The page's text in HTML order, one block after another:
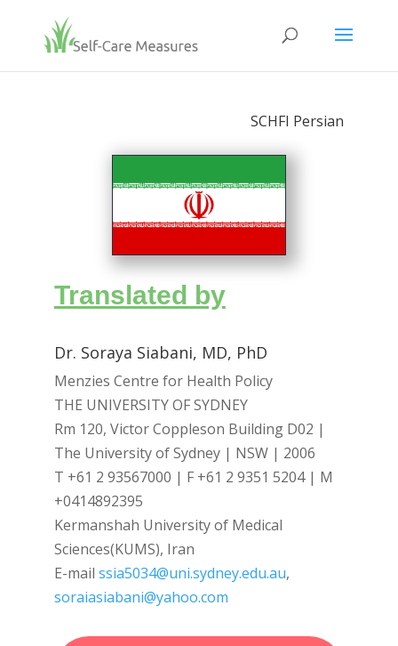
SCHFI Persian
Translated by
Dr. Soraya Siabani, MD, PhD
Menzies Centre for Health Policy
THE UNIVERSITY OF SYDNEY
Rm 120, Victor Coppleson Building D02 |
The University of Sydney | NSW | 2006
T +61 2 93567000 | F +61 2 9351 5204 | M
+0414892395
Kermanshah University of Medical
Sciences(KUMS), Iran
E-mail ssia5034@uni.sydney.edu.au,
soraiasiabani@yahoo.com